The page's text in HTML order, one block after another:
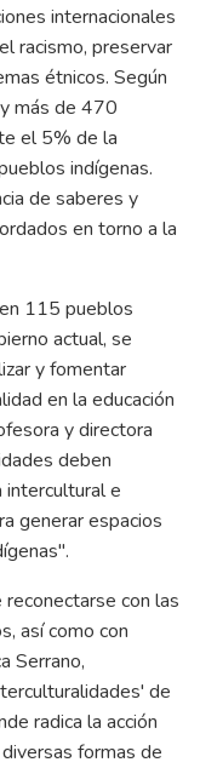
internacionales
racismo, preservar
étnicos. Según
más de 470
el 5% de la
indígenas.
de saberes y
en torno a la
115 pueblos
actual, se
y fomentar
en la educación
y directora
deben
intercultural e
generar espacios
con las
así como con
Serrano,
de
radica la acción
formas de